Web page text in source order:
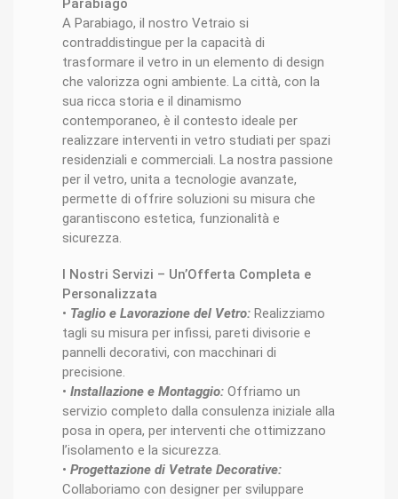
Parabiago
A Parabiago, il nostro Vetraio si
contraddistingue per la capacità di
trasformare il vetro in un elemento di design
che valorizza ogni ambiente. La città, con la
sua ricca storia e il dinamismo
contemporaneo, è il contesto ideale per
realizzare interventi in vetro studiati per spazi
residenziali e commerciali. La nostra passione
per il vetro, unita a tecnologie avanzate,
permette di offrire soluzioni su misura che
garantiscono estetica, funzionalità e
sicurezza.
I Nostri Servizi – Un’Offerta Completa e
Personalizzata
• Taglio e Lavorazione del Vetro: Realizziamo
tagli su misura per infissi, pareti divisorie e
pannelli decorativi, con macchinari di
precisione.
• Installazione e Montaggio: Offriamo un
servizio completo dalla consulenza iniziale alla
posa in opera, per interventi che ottimizzano
l’isolamento e la sicurezza.
• Progettazione di Vetrate Decorative:
Collaboriamo con designer per sviluppare